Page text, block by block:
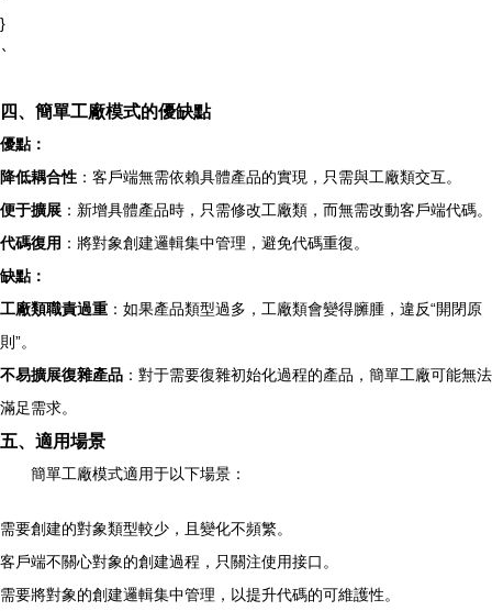
}
`
四、簡單工廠模式的優缺點
優點：
降低耦合性 ：客戶端無需依賴具體產品的實現，只需與工廠類交互。
便于擴展 ：新增具體產品時，只需修改工廠類，而無需改動客戶端代碼。
代碼復用 ：將對象創建邏輯集中管理，避免代碼重復。
缺點：
工廠類職責過重 ：如果產品類型過多，工廠類會變得臃腫，違反“開閉原
則”。
不易擴展復雜產品 ：對于需要復雜初始化過程的產品，簡單工廠可能無法
滿足需求。
五、適用場景
簡單工廠模式適用于以下場景：
需要創建的對象類型較少，且變化不頻繁。
客戶端不關心對象的創建過程，只關注使用接口。
需要將對象的創建邏輯集中管理，以提升代碼的可維護性。